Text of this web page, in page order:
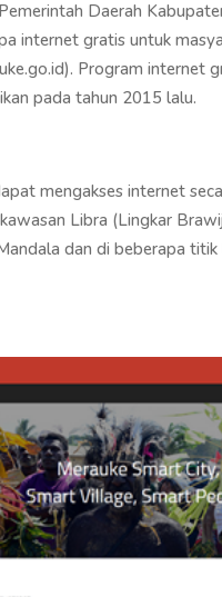
Daerah
internet gratis untuk
Program internet
pada tahun 2015 lalu.
mengakses internet
Libra (Lingkar
dan di beberapa